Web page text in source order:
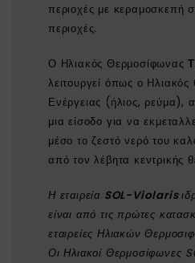
περιοχές με κεραμοσκεπή
περιοχές.
Ο Ηλιακός Θερμοσίφωνας
λειτουργεί όπως ο
Ενέργειας (ήλιος, ρεύμα),
μια είσοδο για να
μέσο το ζεστό νερό του
από τον λέβητα κεντρικής
Η εταιρεία SOL-Violaris
είναι από τις πρώτες
εταιρείες Ηλιακών
Οι Ηλιακοί Θερμοσίφωνες